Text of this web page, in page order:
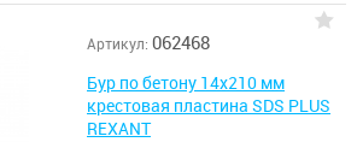
Артикул: 062468
Бур по бетону 14х210 мм
крестовая пластина SDS PLUS
REXANT